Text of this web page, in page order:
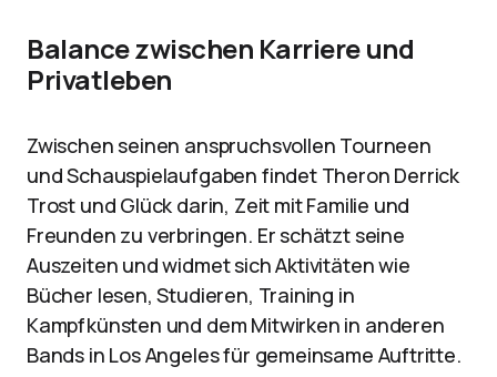
Balance zwischen Karriere und
Privatleben
Zwischen seinen anspruchsvollen Tourneen
und Schauspielaufgaben findet Theron Derrick
Trost und Glück darin, Zeit mit Familie und
Freunden zu verbringen. Er schätzt seine
Auszeiten und widmet sich Aktivitäten wie
Bücher lesen, Studieren, Training in
Kampfkünsten und dem Mitwirken in anderen
Bands in Los Angeles für gemeinsame Auftritte.